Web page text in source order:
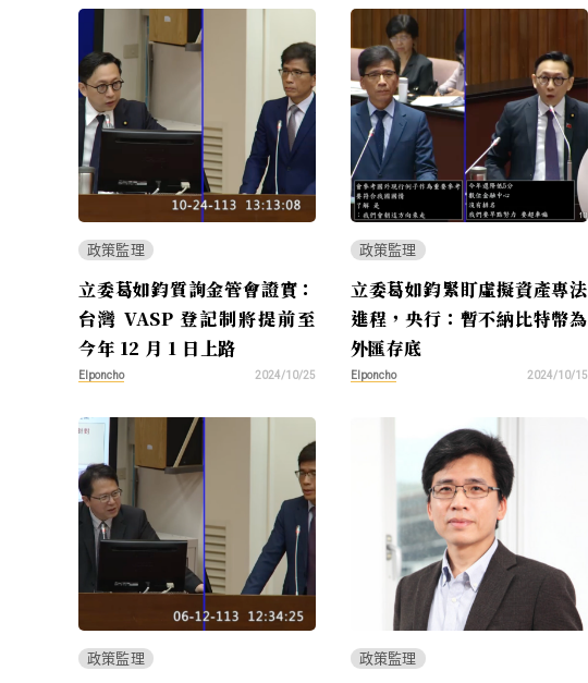
政策監理
立委葛如鈞質詢金管會證實：
台灣 VASP 登記制將提前至
今年 12 月 1 日上路
Elponcho 2024/10/25
政策監理
立委葛如鈞緊盯虛擬資產專法
進程，央行：暫不納比特幣為
外匯存底
Elponcho 2024/10/15
政策監理 政策監理